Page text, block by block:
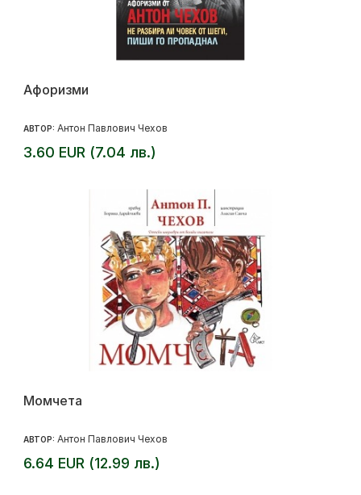
Афоризми
АВТОР: Антон Павлович Чехов
3.60 EUR (7.04 лв.)
Момчета
АВТОР: Антон Павлович Чехов
6.64 EUR (12.99 лв.)